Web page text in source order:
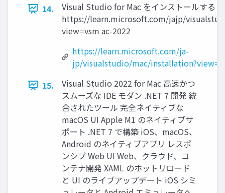
14.
Visual Studio for Mac をインストールする
https://learn.microsoft.com/jajp/
view=vsm ac-2022
https://learn.microsoft.com/ja-
jp/visualstudio/mac/
15.
Visual Studio 2022 for Mac ⾼速かつ
スムーズな IDE モダン .NET 7 開発 統
合されたツール 完全ネイティブな
macOS UI Apple M1 のネイティブサ
ポート .NET 7 で構築 iOS、macOS、
Android のネイティブアプリ レスポ
ンシブ Web UI Web、クラウド、コ
ンテナ開発 XAML のホットリロード
と UI のライブアップデート iOS シミ